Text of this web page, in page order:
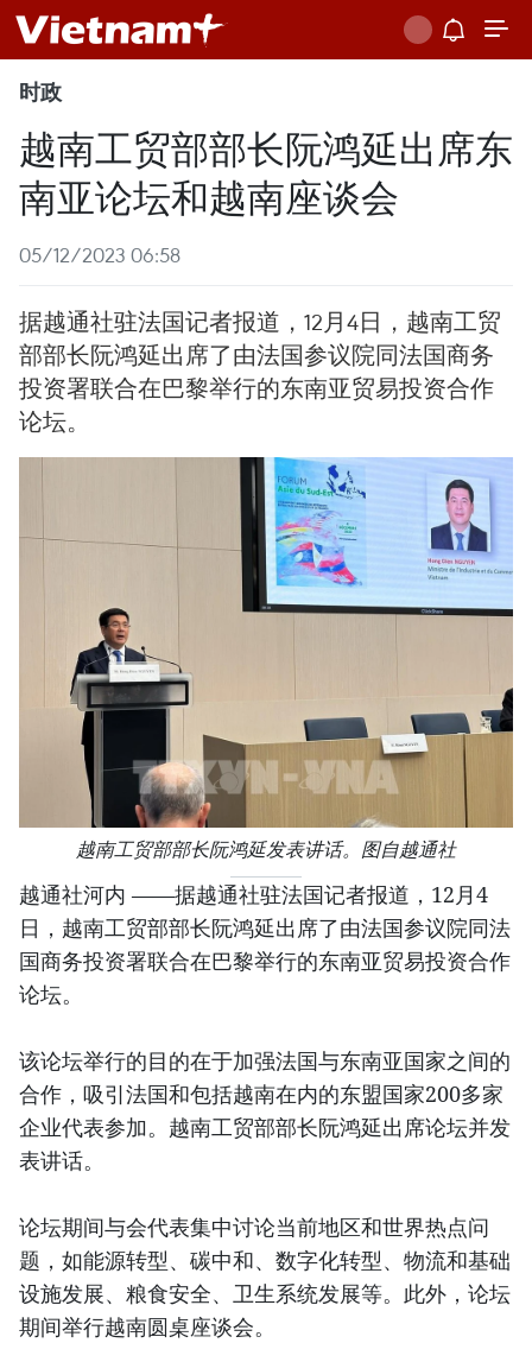
时政
越南工贸部部长阮鸿延出席东
南亚论坛和越南座谈会
05/12/2023 06:58
据越通社驻法国记者报道，12月4日，越南工贸
部部长阮鸿延出席了由法国参议院同法国商务
投资署联合在巴黎举行的东南亚贸易投资合作
论坛。
越南工贸部部长阮鸿延发表讲话。图自越通社
越通社河内 ——据越通社驻法国记者报道，12月4
日，越南工贸部部长阮鸿延出席了由法国参议院同法
国商务投资署联合在巴黎举行的东南亚贸易投资合作
论坛。
该论坛举行的目的在于加强法国与东南亚国家之间的
合作，吸引法国和包括越南在内的东盟国家200多家
企业代表参加。越南工贸部部长阮鸿延出席论坛并发
表讲话。
论坛期间与会代表集中讨论当前地区和世界热点问
题，如能源转型、碳中和、数字化转型、物流和基础
设施发展、粮食安全、卫生系统发展等。此外，论坛
期间举行越南圆桌座谈会。